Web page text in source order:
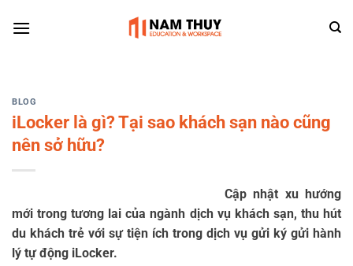
BLOG
iLocker là gì? Tại sao khách sạn nào cũng
nên sở hữu?
Cập nhật xu hướng
mới trong tương lai của ngành dịch vụ khách sạn, thu hút
du khách trẻ với sự tiện ích trong dịch vụ gửi ký gửi hành
lý tự động iLocker.